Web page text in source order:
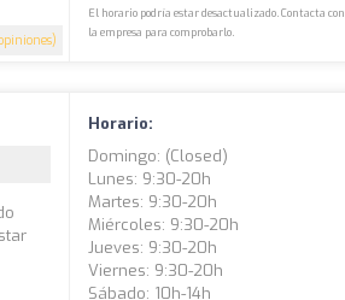
El horario podría estar desactualizado. Contacta con
la empresa para comprobarlo.
Horario:
Domingo: (closed)
Lunes: 9:30-20h
Martes: 9:30-20h
Miércoles: 9:30-20h
Jueves: 9:30-20h
Viernes: 9:30-20h
Sábado: 10h-14h